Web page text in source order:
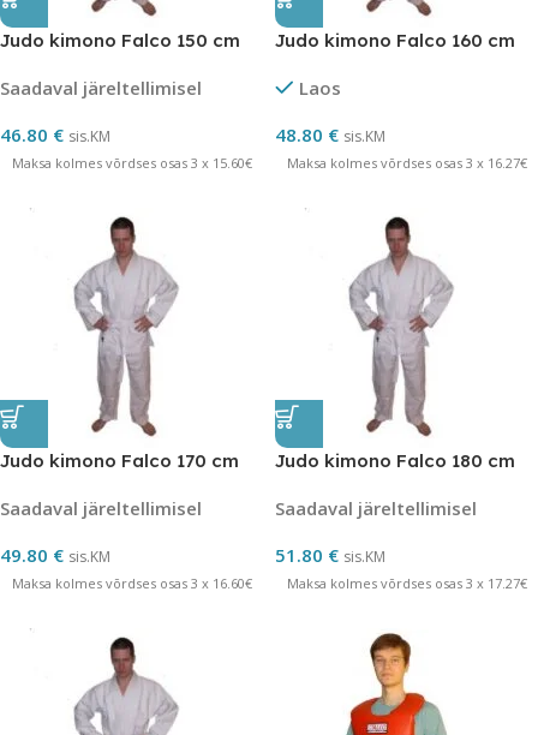
Judo kimono Falco 150 cm
Saadaval järeltellimisel
46.80 € sis.KM
Maksa kolmes võrdses osas 3 x 15.60€
Judo kimono Falco 160 cm
Laos
48.80 € sis.KM
Maksa kolmes võrdses osas 3 x 16.27€
Judo kimono Falco 170 cm
Saadaval järeltellimisel
49.80 € sis.KM
Maksa kolmes võrdses osas 3 x 16.60€
Judo kimono Falco 180 cm
Saadaval järeltellimisel
51.80 € sis.KM
Maksa kolmes võrdses osas 3 x 17.27€